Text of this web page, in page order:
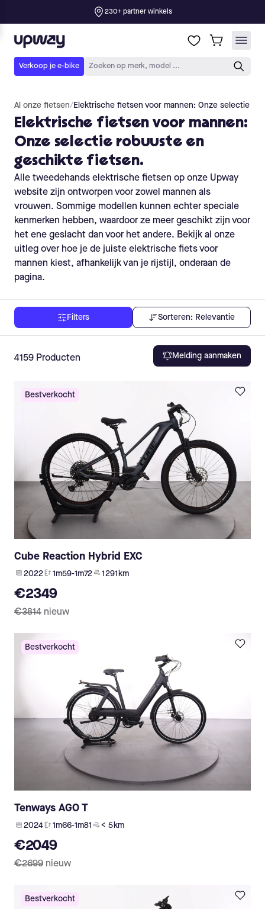
Al onze fietsen/Elektrische fietsen voor mannen: Onze selectie
Elektrische fietsen voor mannen:
Onze selectie robuuste en
geschikte fietsen.
Alle tweedehands elektrische fietsen op onze Upway
website zijn ontworpen voor zowel mannen als
vrouwen. Sommige modellen kunnen echter speciale
kenmerken hebben, waardoor ze meer geschikt zijn voor
het ene geslacht dan voor het andere. Bekijk al onze
uitleg over hoe je de juiste elektrische fiets voor
mannen kiest, afhankelijk van je rijstijl, onderaan de
pagina.
Filters Sorteren: Relevantie
4159 Producten Melding aanmaken
Bestverkocht
Cube Reaction Hybrid EXC
2022 1m59-1m72 1 291 km
€2349
€3814 nieuw
Bestverkocht
Tenways AGO T
2024 1m66-1m81 < 5 km
€2049
€2699 nieuw
Bestverkocht